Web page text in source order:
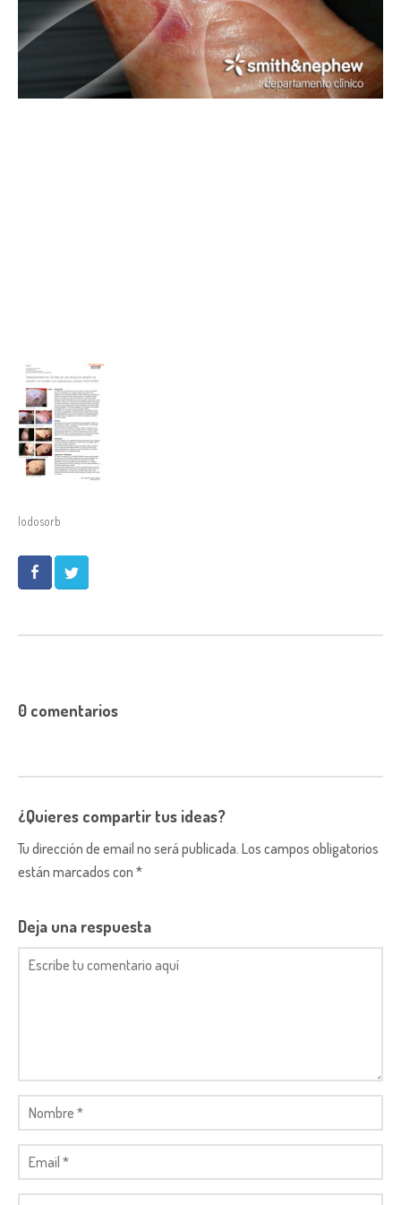
Iodosorb
0 comentarios
¿Quieres compartir tus ideas?
Tu dirección de email no será publicada. Los campos obligatorios
están marcados con *
Deja una respuesta